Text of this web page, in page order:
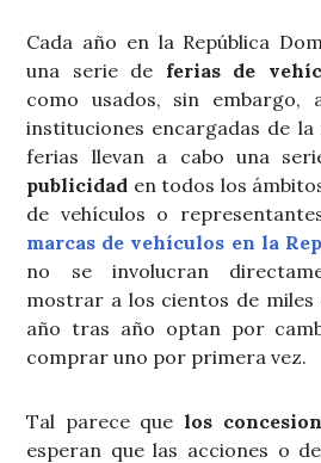
Cada año en la República
una serie de ferias de
como usados, sin embargo,
instituciones encargadas de
ferias llevan a cabo una
publicidad en todos los
de vehículos o
marcas de vehículos en la
no se involucran
mostrar a los cientos de miles
año tras año optan por
comprar uno por primera vez.
Tal parece que los
esperan que las acciones o